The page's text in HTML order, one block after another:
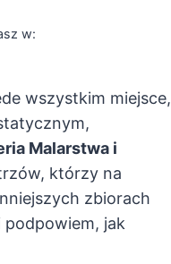
w:
wszystkim miejsce,
Malarstwa i
którzy na
zbiorach
jak